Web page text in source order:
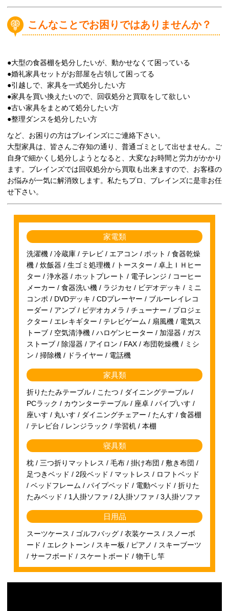
こんなことでお困りではありませんか？
●大型の食器棚を処分したいが、動かせなくて困っている
●婚礼家具セットがお部屋を占領して困ってる
●引越しで、家具を一式処分したい方
●家具を買い換えたいので、回収処分と買取をして欲しい
●古い家具をまとめて処分したい方
●整理ダンスを処分したい方
など、お困りの方はブレインズにご連絡下さい。
大型家具は、皆さんご存知の通り、普通ゴミとして出せません。ご
自身で細かくし処分しようとなると、大変なお時間と労力がかかり
ます。ブレインズでは回収処分から買取も出来ますので、お客様の
お悩みが一気に解消致します。私たちプロ、ブレインズに是非お任
せ下さい。
家電類
洗濯機 / 冷蔵庫 / テレビ / エアコン / ポット / 食器乾燥
機 / 炊飯器 / 生ゴミ処理機 / トースター / 卓上ＩＨヒー
ター / 浄水器 / ホットプレート / 電子レンジ / コーヒー
メーカー / 食器洗い機 / ラジカセ / ビデオデッキ / ミニ
コンポ / DVDデッキ / CDプレーヤー / ブルーレイレコ
ーダー / アンプ / ビデオカメラ / チューナー / プロジェ
クター / エレキギター / テレビゲーム / 扇風機 / 電気ス
トーブ / 空気清浄機 / ハロゲンヒーター / 加湿器 / ガス
ストーブ / 除湿器 / アイロン / FAX / 布団乾燥機 / ミシ
ン / 掃除機 / ドライヤー / 電話機
家具類
折りたたみテーブル / こたつ / ダイニングテーブル /
PCラック / カウンターテーブル / 座卓 / パイプいす /
座いす / 丸いす / ダイニングチェアー / たんす / 食器棚
/ テレビ台 / レンジラック / 学習机 / 本棚
寝具類
枕 / 三つ折りマットレス / 毛布 / 掛け布団 / 敷き布団 /
足つきベッド / 2段ベッド / マットレス / ロフトベッド
/ ベッドフレーム / パイプベッド / 電動ベッド / 折りた
たみベッド / 1人掛ソファ / 2人掛ソファ / 3人掛ソファ
日用品
スーツケース / ゴルフバッグ / 衣装ケース / スノーボ
ード / エレクトーン / スキー板 / ピアノ / スキーブーツ
/ サーフボード / スケートボード / 物干し竿